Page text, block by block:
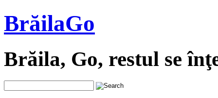
BrăilaGo
Brăila, Go, restul se